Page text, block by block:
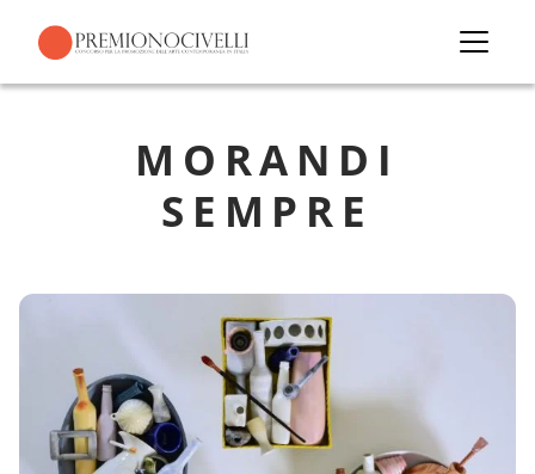
About
Giuria
MORANDI
SEMPRE